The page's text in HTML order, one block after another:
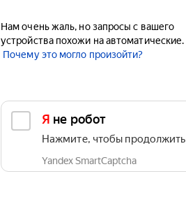
Нам очень жаль, но запросы с вашего
устройства похожи на автоматические.
Почему это могло произойти?
Я не робот
Нажмите, чтобы продолжить
Yandex SmartCaptcha